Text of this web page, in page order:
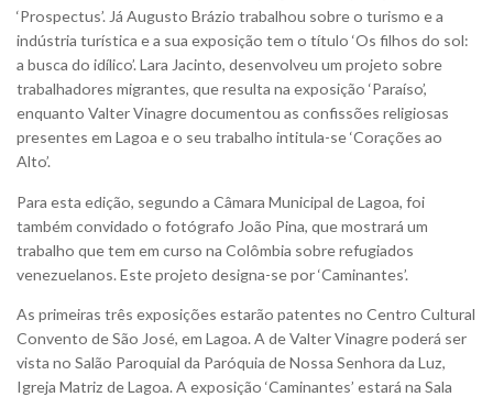
‘Prospectus’. Já Augusto Brázio trabalhou sobre o turismo e a
indústria turística e a sua exposição tem o título ‘Os filhos do sol:
a busca do idílico’. Lara Jacinto, desenvolveu um projeto sobre
trabalhadores migrantes, que resulta na exposição ‘Paraíso’,
enquanto Valter Vinagre documentou as confissões religiosas
presentes em Lagoa e o seu trabalho intitula-se ‘Corações ao
Alto’.
Para esta edição, segundo a Câmara Municipal de Lagoa, foi
também convidado o fotógrafo João Pina, que mostrará um
trabalho que tem em curso na Colômbia sobre refugiados
venezuelanos. Este projeto designa-se por ‘Caminantes’.
As primeiras três exposições estarão patentes no Centro Cultural
Convento de São José, em Lagoa. A de Valter Vinagre poderá ser
vista no Salão Paroquial da Paróquia de Nossa Senhora da Luz,
Igreja Matriz de Lagoa. A exposição ‘Caminantes’ estará na Sala